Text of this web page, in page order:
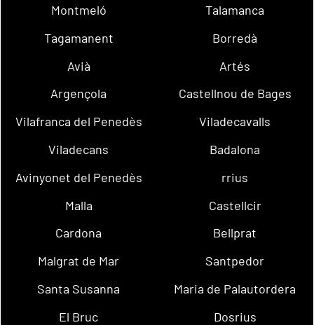
Montmeló
Talamanca
Tagamanent
Borredà
Avià
Artés
Argençola
Castellnou de Bages
Vilafranca del Penedès
Viladecavalls
Viladecans
Badalona
Avinyonet del Penedès
rrius
Malla
Castellcir
Cardona
Bellprat
Malgrat de Mar
Santpedor
Santa Susanna
Maria de Palautordera
El Bruc
Dosrius